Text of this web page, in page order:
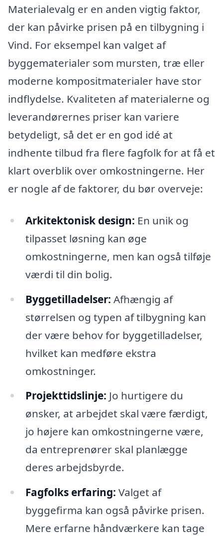
Materialevalg er en anden vigtig faktor,
der kan påvirke prisen på en tilbygning i
Vind. For eksempel kan valget af
byggematerialer som mursten, træ eller
moderne kompositmaterialer have stor
indflydelse. Kvaliteten af materialerne og
leverandørernes priser kan variere
betydeligt, så det er en god idé at
indhente tilbud fra flere fagfolk for at få et
klart overblik over omkostningerne. Her
er nogle af de faktorer, du bør overveje:
Arkitektonisk design: En unik og
tilpasset løsning kan øge
omkostningerne, men kan også tilføje
værdi til din bolig.
Byggetilladelser: Afhængig af
størrelsen og typen af tilbygning kan
der være behov for byggetilladelser,
hvilket kan medføre ekstra
omkostninger.
Projekttidslinje: Jo hurtigere du
ønsker, at arbejdet skal være færdigt,
jo højere kan omkostningerne være,
da entreprenører skal planlægge
deres arbejdsbyrde.
Fagfolks erfaring: Valget af
byggefirma kan også påvirke prisen.
Mere erfarne håndværkere kan tage